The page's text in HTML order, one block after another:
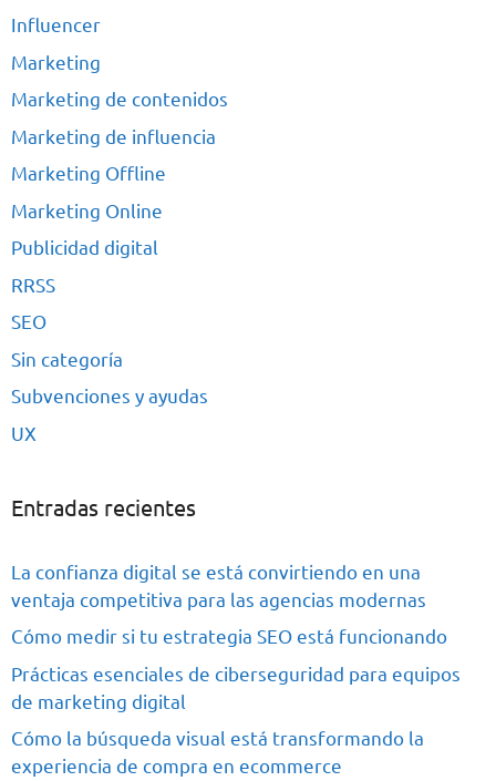
Influencer
Marketing
Marketing de contenidos
Marketing de influencia
Marketing Offline
Marketing Online
Publicidad digital
RRSS
SEO
Sin categoría
Subvenciones y ayudas
UX
Entradas recientes
La confianza digital se está convirtiendo en una
ventaja competitiva para las agencias modernas
Cómo medir si tu estrategia SEO está funcionando
Prácticas esenciales de ciberseguridad para equipos
de marketing digital
Cómo la búsqueda visual está transformando la
experiencia de compra en ecommerce